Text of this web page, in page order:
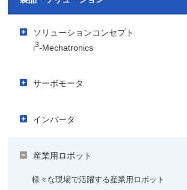
ソリューションコンセプト
i3-Mechatronics
使う人ごとのデータのカスタマイズ
AIピッキング
多品種変動生産／変種変量生産
キユーピー株式会社
良くわかるIoT・AIコラム
グ）とは？
サーボモータ
サーボモータの種類
サーボモータを支える製品
インバータ
インバータのIoT対応
産業用ロボット
様々な現場で活躍する産業用ロボット